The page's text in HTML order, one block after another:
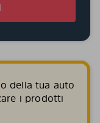
della tua auto
i prodotti